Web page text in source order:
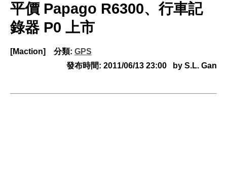
平價 Papago R6300、行車記
錄器 P0 上市
[Maction] 分類: GPS
發布時間: 2011/06/13 23:00 by S.L. Gan